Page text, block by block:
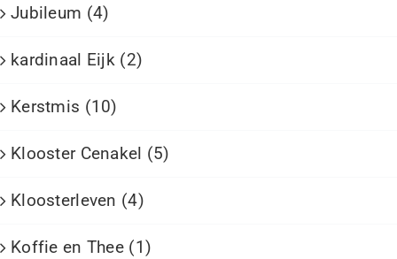
Jubileum (4)
kardinaal Eijk (2)
Kerstmis (10)
Klooster Cenakel (5)
Kloosterleven (4)
Koffie en Thee (1)